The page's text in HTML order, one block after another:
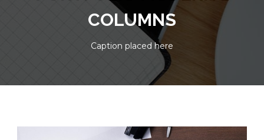
COLUMNS
Caption placed here